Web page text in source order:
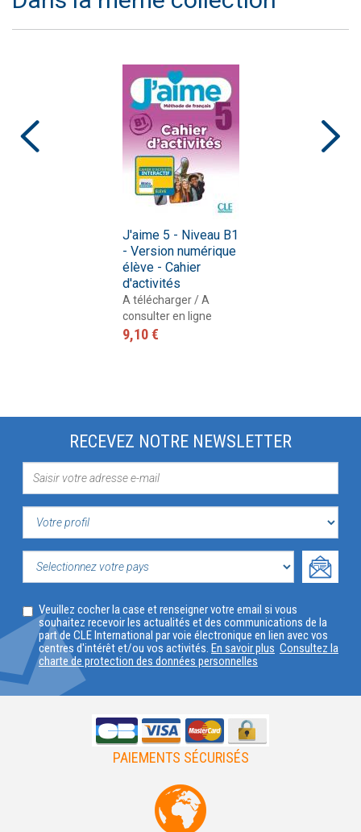
J'aime 5 - Niveau B1
- Version numérique
élève - Cahier
d'activités
A télécharger / A
consulter en ligne
9,10 €
RECEVEZ NOTRE NEWSLETTER
VOTRE
PROFIL
VOTRE
PAYS
Veuillez cocher la case et renseigner votre email si vous
souhaitez recevoir les actualités et des communications de la
part de CLE International par voie électronique en lien avec vos
centres d'intérêt et/ou vos activités. En savoir plus Consultez la
charte de protection des données personnelles
PAIEMENTS SÉCURISÉS